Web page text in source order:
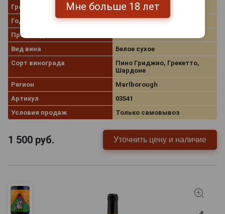
Градус
14.0%
Год производства
2017
Производитель
Вид вина
Белое сухое
Сорт винограда
Пино Гриджио, Грекетто,
Шардоне
Регион
Marlborough
Артикул
03541
Условия продаж
Только самовывоз
1 500 руб. Уточнить цену и наличие
Мне больше 18 лет